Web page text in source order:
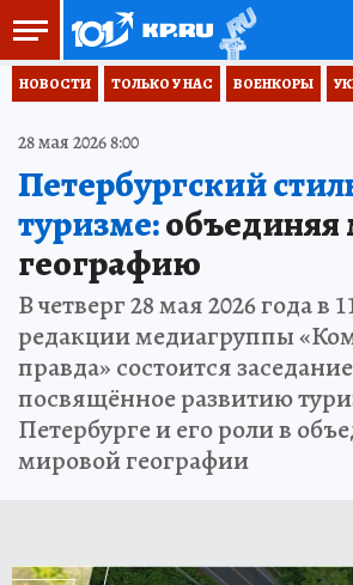
НОВОСТИ ТОЛЬКО У НАС ВОЕНКОРЫ
28 мая 2026 8:00
Петербургский
туризме:
географию
В четверг 28 мая 2026 года в
редакции медиагруппы
правда» состоится
посвящённое развитию
Петербурге и его роли в
мировой географии